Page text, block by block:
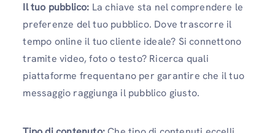
Il tuo pubblico: La chiave sta nel comprendere le
preferenze del tuo pubblico. Dove trascorre il
tempo online il tuo cliente ideale? Si connettono
tramite video, foto o testo? Ricerca quali
piattaforme frequentano per garantire che il tuo
messaggio raggiunga il pubblico giusto.